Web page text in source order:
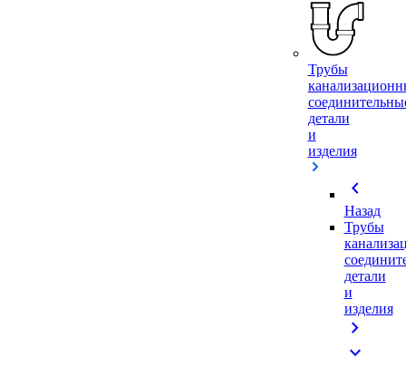
Трубы
детали
и
изделия
chevron_left
Назад
Трубы
детали
и
изделия
chevron_right
expand_more